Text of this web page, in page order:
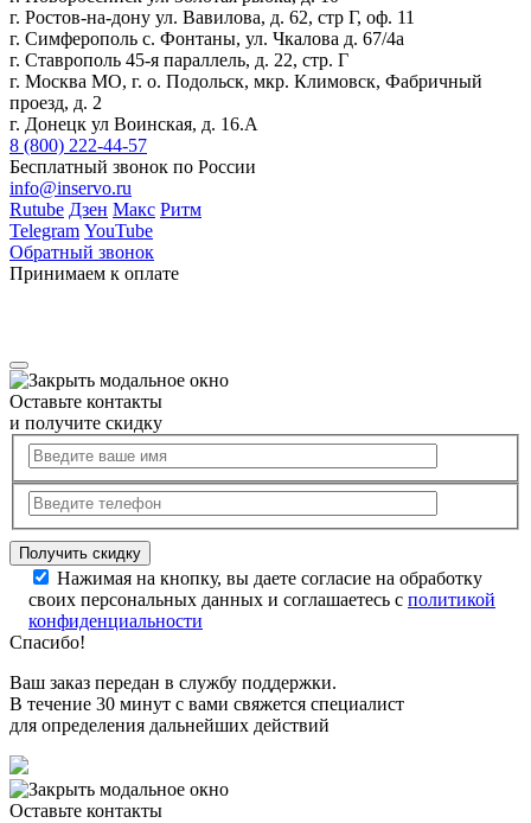
г. Ростов-на-дону ул. Вавилова, д. 62, стр Г, оф. 11
г. Симферополь с. Фонтаны, ул. Чкалова д. 67/4а
г. Ставрополь 45-я параллель, д. 22, стр. Г
г. Москва МО, г. о. Подольск, мкр. Климовск, Фабричный
проезд, д. 2
г. Донецк ул Воинская, д. 16.А
8 (800) 222-44-57
Бесплатный звонок по России
info@inservo.ru
Rutube Дзен Макс Ритм
Telegram YouTube
Обратный звонок
Принимаем к оплате
Оставьте контакты
и получите скидку
Нажимая на кнопку, вы даете согласие на обработку
своих персональных данных и соглашаетесь с политикой
конфиденциальности
Спасибо!
Ваш заказ передан в службу поддержки.
В течение 30 минут с вами свяжется специалист
для определения дальнейших действий
Оставьте контакты